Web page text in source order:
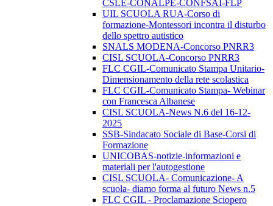
CSLE-CONALPE-CONFSAI-FLP
UIL SCUOLA RUA-Corso di
formazione-Montessori incontra il disturbo
dello spettro autistico
SNALS MODENA-Concorso PNRR3
CISL SCUOLA-Concorso PNRR3
FLC CGIL-Comunicato Stampa Unitario-
Dimensionamento della rete scolastica
FLC CGIL-Comunicato Stampa- Webinar
con Francesca Albanese
CISL SCUOLA-News N.6 del 16-12-
2025
SSB-Sindacato Sociale di Base-Corsi di
Formazione
UNICOBAS-notizie-informazioni e
materiali per l'autogestione
CISL SCUOLA- Comunicazione- A
scuola- diamo forma al futuro News n.5
FLC CGIL - Proclamazione Sciopero